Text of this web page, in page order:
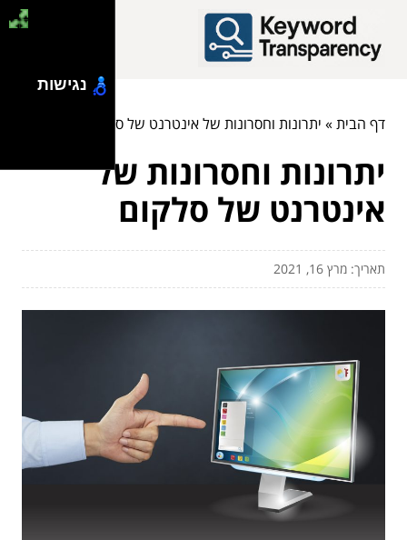
דף הבית» יתרונות וחסרונות של אינטרנט של סלקום
יתרונות וחסרונות של
אינטרנט של סלקום
תאריך: מרץ 16, 2021
נגישות